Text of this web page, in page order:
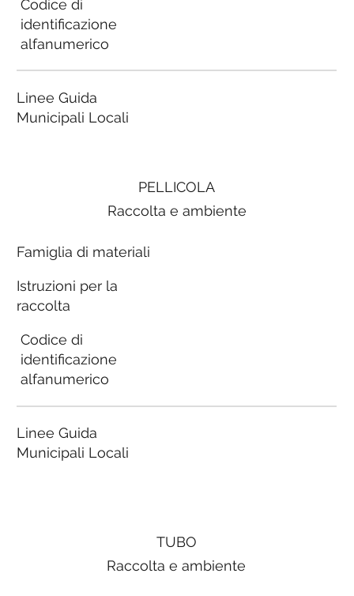
PELLICOLA
Raccolta e ambiente
Famiglia di materiali
Istruzioni per la
raccolta
Codice di
identificazione
alfanumerico
Linee Guida
Municipali Locali
Codice di
identificazione
alfanumerico
Linee Guida
Municipali Locali
TUBO
Raccolta e ambiente